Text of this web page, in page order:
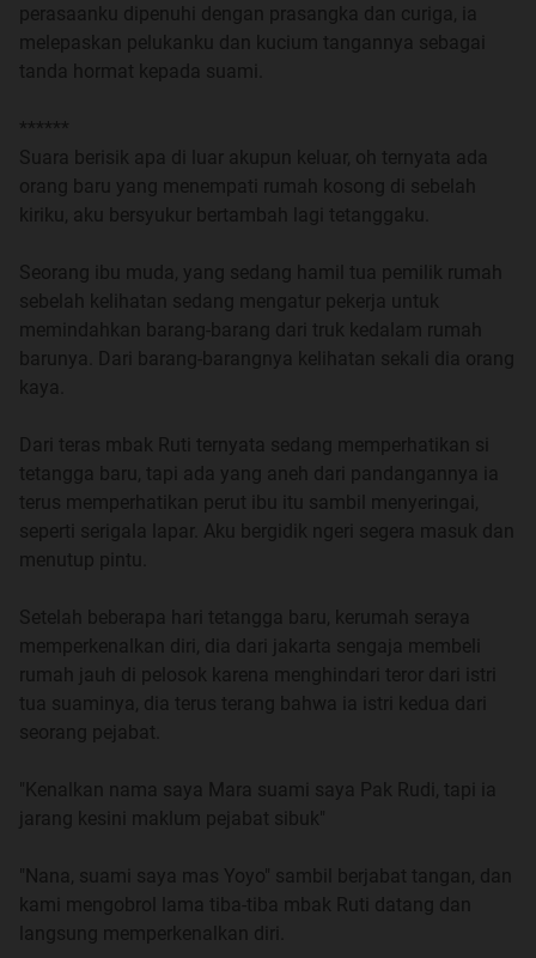
"Dek, kamu kenapa bangun! " sambil ia menepuk-nepuk
pipiku
"Istigfar dek, aku ambilkan minum dulu"
Mas Yoyo kedapur, dan ia kembali kekamar memberiku
Hari sudah subuh, aku bangun kulihat samping tempat
tidur mas Yoyo tidak ada mungkin dia sedang salat, aku
menuju kekamar mandi mengambil wudhu dan
alangkah kagetnya ada bercak merah di celana
"Mas Yoyo" teriakku
"Ada apa Dek? " ia menghampiriku yang selesai wudhu.
kenapa yah mas? "
" Besok kita kebidan, mungkin pengaruh kamu habis
jatuh dek, ya sudah sholat dulu mas sudah bikinin kamu
susu, kita sarapan nasi goreng mas yang bikinin"
Aku mengembuskan nafas, membuang semua
prasangka buruk semoga tidak terjadi apa-apa dengan
pemilik segala kehidupan.
Quote:
perasaanku dipenuhi dengan prasangka dan curiga, ia
melepaskan pelukanku dan kucium tangannya sebagai
tanda hormat kepada suami.
******
Suara berisik apa di luar akupun keluar, oh ternyata ada
orang baru yang menempati rumah kosong di sebelah
kiriku, aku bersyukur bertambah lagi tetanggaku.
Seorang ibu muda, yang sedang hamil tua pemilik rumah
sebelah kelihatan sedang mengatur pekerja untuk
memindahkan barang-barang dari truk kedalam rumah
barunya. Dari barang-barangnya kelihatan sekali dia orang
kaya.
Dari teras mbak Ruti ternyata sedang memperhatikan si
tetangga baru, tapi ada yang aneh dari pandangannya ia
terus memperhatikan perut ibu itu sambil menyeringai,
seperti serigala lapar. Aku bergidik ngeri segera masuk dan
menutup pintu.
Setelah beberapa hari tetangga baru, kerumah seraya
memperkenalkan diri, dia dari jakarta sengaja membeli
rumah jauh di pelosok karena menghindari teror dari istri
tua suaminya, dia terus terang bahwa ia istri kedua dari
seorang pejabat.
"Kenalkan nama saya Mara suami saya Pak Rudi, tapi ia
jarang kesini maklum pejabat sibuk"
"Nana, suami saya mas Yoyo" sambil berjabat tangan, dan
kami mengobrol lama tiba-tiba mbak Ruti datang dan
langsung memperkenalkan diri.